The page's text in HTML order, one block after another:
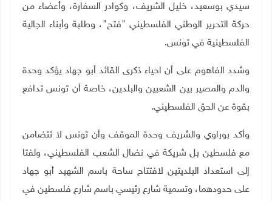
سيدي بوسعيد، خليل الشريف، وكوادر السفارة، وأعضاء من
حركة التحرير الوطني الفلسطيني "فتح"، وطلبة وأبناء الجالية
الفلسطينية في تونس.
وشدد الفاهوم على أن احياء ذكرى القائد أبو جهاد يؤكد وحدة
والدم والمصير بين الشعبين والبلدين، خاصة أن تونس تدافع
بقوة عن الحق الفلسطيني.
وأكد بوراوي والشريف وحدة الموقف وأن تونس لا تتضامن
مع فلسطين بل شريكة في نضال الشعب الفلسطيني، ولفتا
إلى استعداد البلديتين لافتتاح ساحة باسم الشهيد أبو جهاد
على حدودهما، وتسمية شارع رئيسي باسم شارع فلسطين في